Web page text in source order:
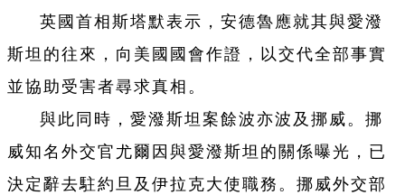
英國首相斯塔默表示，安德魯應就其與愛潑
斯坦的往來，向美國國會作證，以交代全部事實
並協助受害者尋求真相。
與此同時，愛潑斯坦案餘波亦波及挪威。挪
威知名外交官尤爾因與愛潑斯坦的關係曝光，已
決定辭去駐約旦及伊拉克大使職務。挪威外交部